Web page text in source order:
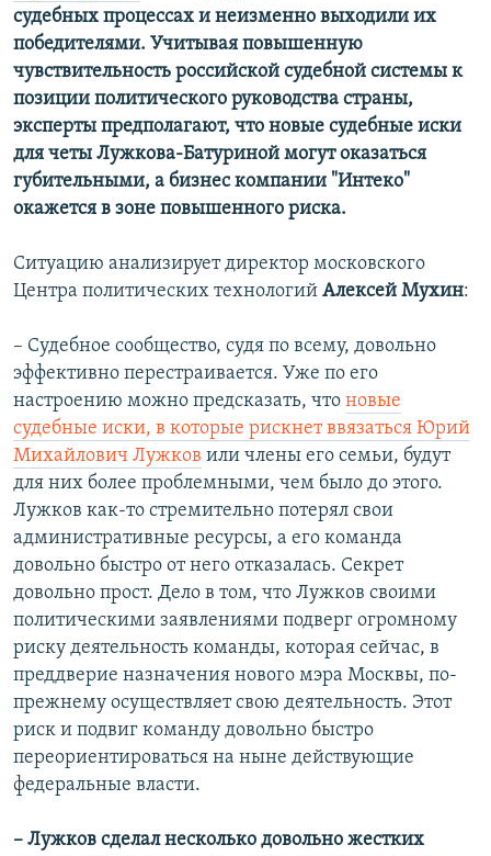
судебных процессах и неизменно выходили их
победителями. Учитывая повышенную
чувствительность российской судебной системы к
позиции политического руководства страны,
эксперты предполагают, что новые судебные иски
для четы Лужкова-Батуриной могут оказаться
губительными, а бизнес компании "Интеко"
окажется в зоне повышенного риска.
Ситуацию анализирует директор московского
Центра политических технологий Алексей Мухин:
– Судебное сообщество, судя по всему, довольно
эффективно перестраивается. Уже по его
настроению можно предсказать, что новые
судебные иски, в которые рискнет ввязаться Юрий
Михайлович Лужков или члены его семьи, будут
для них более проблемными, чем было до этого.
Лужков как-то стремительно потерял свои
административные ресурсы, а его команда
довольно быстро от него отказалась. Секрет
довольно прост. Дело в том, что Лужков своими
политическими заявлениями подверг огромному
риску деятельность команды, которая сейчас, в
преддверие назначения нового мэра Москвы, по-
прежнему осуществляет свою деятельность. Этот
риск и подвиг команду довольно быстро
переориентироваться на ныне действующие
федеральные власти.
– Лужков сделал несколько довольно жестких